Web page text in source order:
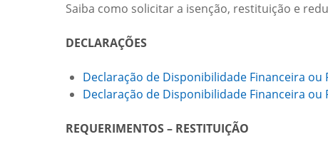
Saiba como solicitar a isenção, restituição e
DECLARAÇÕES
Declaração de Disponibilidade Financeira ou
Declaração de Disponibilidade Financeira ou
REQUERIMENTOS – RESTITUIÇÃO